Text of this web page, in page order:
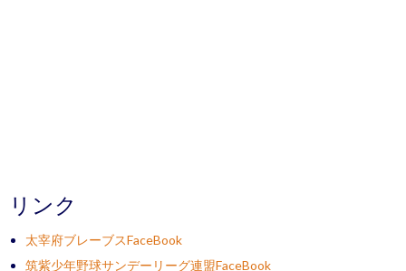
リンク
太宰府ブレーブスFaceBook
筑紫少年野球サンデーリーグ連盟FaceBook